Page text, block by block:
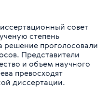
совет
степень
решение проголосовали
Представители
и объем научного
превосходят
диссертации.